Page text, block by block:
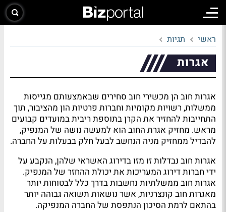
ראשי תגיות
אגרות
אגרות חוב הן מכשירי חוב סחירים שבאמצעותם מגייסות
ממשלות, רשויות מקומיות וחברות פרטיות הון מהציבור, תוך
התחייבות להחזיר את הקרן בתוספת ריבית במועדים קבועים
מראש. מחזיק אגרת החוב הוא למעשה נושה של המנפיק,
להבדיל ממחזיק מניה הנחשב לבעל חלק בבעלות על החברה.
אגרות חוב נבדלות זו מזו בדירוג האשראי שלהן, הנקבע על
ידי חברות דירוג המעריכות את יכולת ההחזר של המנפיק.
אגרות חוב ממשלתיות נחשבות בדרך כלל לבטוחות יותר
מאגרות חוב קונצרניות, אשר נושאות תשואה גבוהה יותר
בהתאם לרמת הסיכון הנתפסת של החברה המנפיקה.